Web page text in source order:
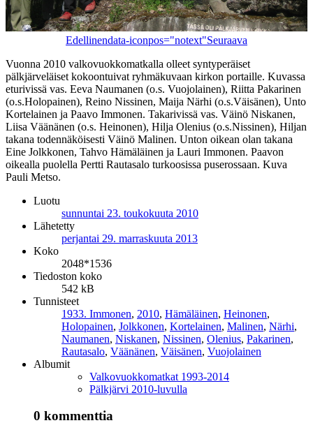
Edellinendata-iconpos="notext"Seuraava
Vuonna 2010 valkovuokkomatkalla olleet syntyperäiset
pälkjärveläiset kokoontuivat ryhmäkuvaan kirkon portaille. Kuvassa
eturivissä vas. Eeva Naumanen (o.s. Vuojolainen), Riitta Pakarinen
(o.s.Holopainen), Reino Nissinen, Maija Närhi (o.s.Väisänen), Unto
Kortelainen ja Paavo Immonen. Takarivissä vas. Väinö Niskanen,
Liisa Väänänen (o.s. Heinonen), Hilja Olenius (o.s.Nissinen), Hiljan
takana todennäköisesti Väinö Malinen. Unton oikean olan takana
Eine Jolkkonen, Tahvo Hämäläinen ja Lauri Immonen. Paavon
oikealla puolella Pertti Rautasalo turkoosissa puserossaan. Kuva
Pauli Metso.
Luotu
sunnuntai 23. toukokuuta 2010
Lähetetty
perjantai 29. marraskuuta 2013
Koko
2048*1536
Tiedoston koko
542 kB
Tunnisteet
1933. Immonen, 2010, Hämäläinen, Heinonen,
Holopainen, Jolkkonen, Kortelainen, Malinen, Närhi,
Naumanen, Niskanen, Nissinen, Olenius, Pakarinen,
Rautasalo, Väänänen, Väisänen, Vuojolainen
Albumit
Valkovuokkomatkat 1993-2014
Pälkjärvi 2010-luvulla
0 kommenttia